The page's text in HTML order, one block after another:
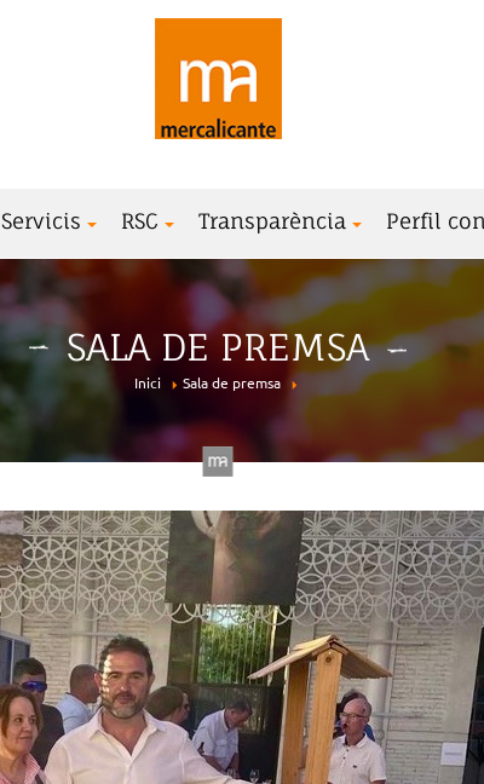
Servicis RSC Transparència Perfil
SALA DE PREMSA
Inici Sala de premsa